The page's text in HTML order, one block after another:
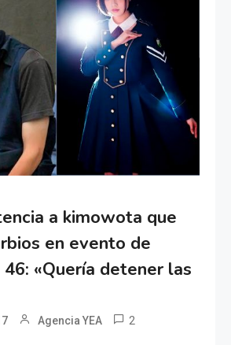
a kimowota que
en evento de
46: «Quería detener las
Agencia YEA 2